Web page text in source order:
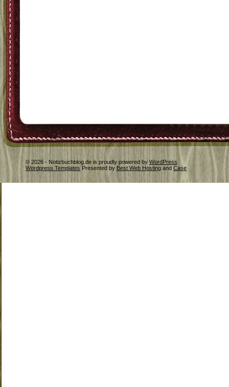
© 2026 - Notizbuchblog.de is proudly powered by WordPress
Wordpress Templates Presented by Best Web Hosting and Case